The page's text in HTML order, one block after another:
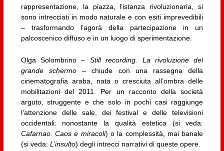
rappresentazione, la piazza, l’istanza rivoluzionaria, si
sono intrecciati in modo naturale e con esiti imprevedibili
– trasformando l’agorà della partecipazione in un
palcoscenico diffuso e in un luogo di sperimentazione.
Olga Solombrino – Still recording. La rivoluzione del
grande schermo– chiude con una rassegna della
cinematografia araba, nata o cresciuta all’ombra delle
mobilitazioni del 2011. Per un racconto della società
arguto, struggente e che solo in pochi casi raggiunge
l’attenzione delle sale, dei festival e delle televisioni
occidentali: nonostante la qualità estetica (si veda:
Cafarnao. Caos e miracoli) o la complessità, mai banale
(si veda: L’insulto) degli intrecci narrativi di queste opere.